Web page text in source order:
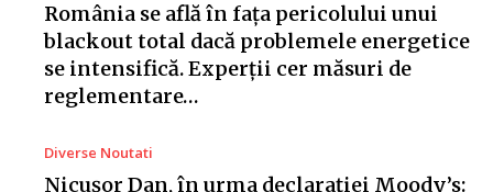
România se află în fața pericolului unui
blackout total dacă problemele energetice
se intensifică. Experții cer măsuri de
reglementare…
Diverse Noutati
Nicușor Dan, în urma declarației Moody’s: